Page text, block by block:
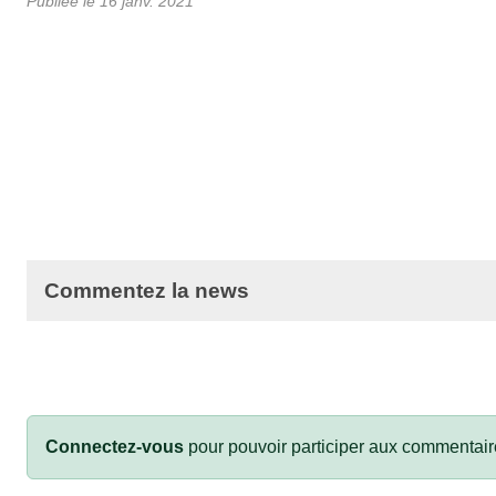
Commentez la news
Connectez-vous pour pouvoir participer aux